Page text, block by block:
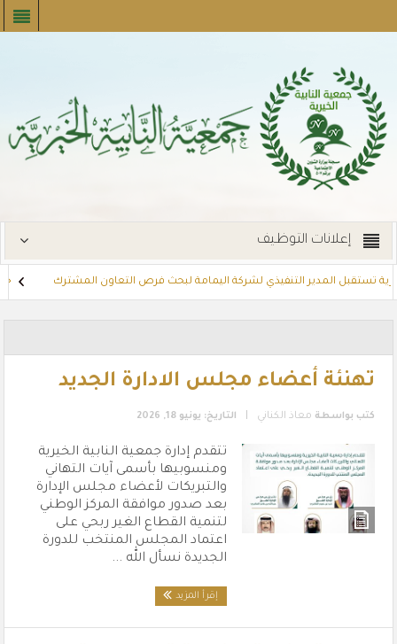
إعلانات التوظيف
تستقبل المدير التنفيذي لشركة اليمامة لبحث فرص التعاون المشترك
تهنئة أعضاء مجلس الادارة الجديد
كتب بواسطة معاذ الكناني التاريخ: يونيو 18, 2026
تتقدم إدارة جمعية النابية الخيرية
ومنسوبيها بأسمى آيات التهاني
والتبريكات لأعضاء مجلس الإدارة
بعد صدور موافقة المركز الوطني
لتنمية القطاع الغير ربحي على
اعتماد المجلس المنتخب للدورة
الجديدة نسأل الله ...
إقرأ المزيد